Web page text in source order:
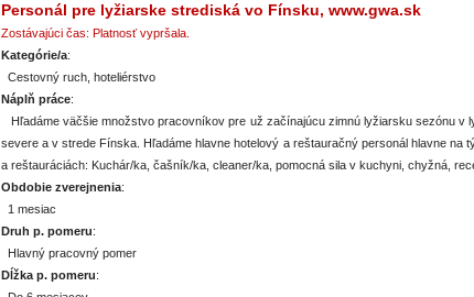
Personál pre lyžiarske strediská vo Fínsku, www.gwa.sk
Zostávajúci čas: Platnosť vypršala.
Kategórie/a:
Cestovný ruch, hoteliérstvo
Náplň práce:
Hľadáme väčšie množstvo pracovníkov pre už začínajúcu zimnú lyžiarsku sezónu v
severe a v strede Fínska. Hľadáme hlavne hotelový a reštauračný personál hlavne na
a reštauráciách: Kuchár/ka, čašník/ka, cleaner/ka, pomocná sila v kuchyni, chyžná,
Obdobie zverejnenia:
1 mesiac
Druh p. pomeru:
Hlavný pracovný pomer
Dĺžka p. pomeru: